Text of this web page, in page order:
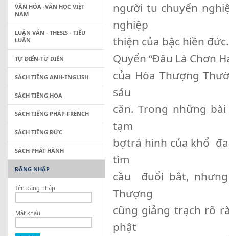
người tu chuyển
nghiệp
thiện của bậc hiền
Quyển “Đâu Là Chơn
của Hòa Thượng
sáu
căn. Trong những
tạm
bợtrá hình của khổ
tìm
cầu đuổi bắt,
Thượng
cũng giảng trạch rõ
phật
VĂN HÓA -VĂN HỌC VIỆT
NAM
LUẬN VĂN - THESIS - TIỂU
LUẬN
TỰ ĐIỂN-TỪ ĐIỂN
SÁCH TIẾNG ANH-ENGLISH
SÁCH TIẾNG HOA
SÁCH TIẾNG PHÁP-FRENCH
SÁCH TIẾNG ĐỨC
SÁCH PHÁT HÀNH
ĐĂNG NHẬP
Tên đăng nhập
Mật khẩu